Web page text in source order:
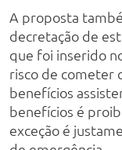
A proposta
decretação de
que foi inserido
risco de cometer
benefícios
benefícios é
exceção é